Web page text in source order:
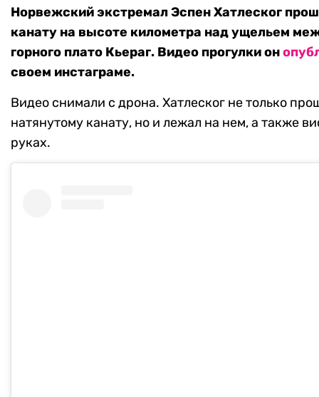
Норвежский экстремал Эспен Хатлеског
канату на высоте километра над ущельем
горного плато Кьераг. Видео прогулки он
своем инстаграме.
Видео снимали с дрона. Хатлеског не только
натянутому канату, но и лежал на нем, а также
руках.